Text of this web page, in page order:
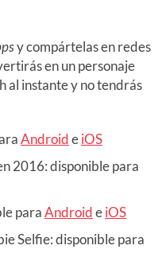
y compártelas en redes
en un personaje
al instante y no tendrás
AndroideiOS
2016: disponible para
paraAndroideiOS
Selfie: disponible para